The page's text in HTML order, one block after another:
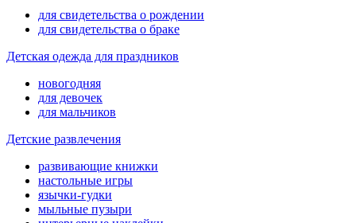
для свидетельства о рождении
для свидетельства о браке
Детская одежда для праздников
новогодняя
для девочек
для мальчиков
Детские развлечения
развивающие книжки
настольные игры
язычки-гудки
мыльные пузыри